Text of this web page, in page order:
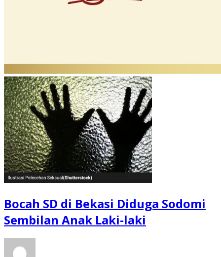
Bocah SD di Bekasi Diduga Sodomi
Sembilan Anak Laki-laki